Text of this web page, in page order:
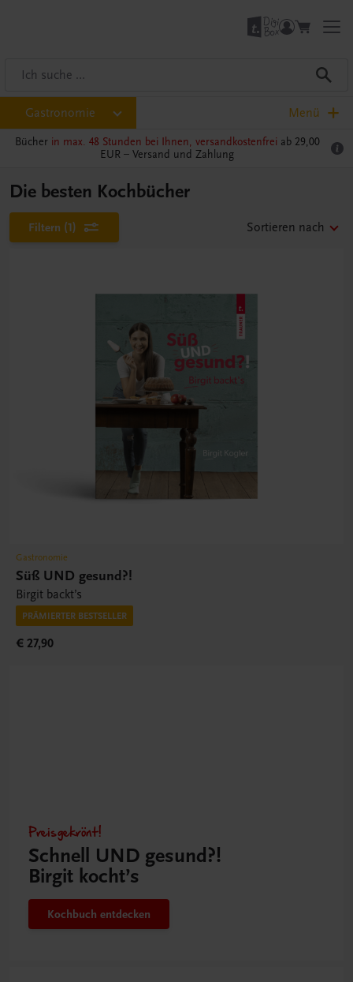
Gastronomie Menü
Bücher in max. 48 Stunden bei Ihnen, versandkostenfrei ab 29,00
EUR – Versand und Zahlung
Die besten Kochbücher
Filtern (1) Sortieren nach
Gastronomie
Süß UND gesund?!
Birgit backt’s
PRÄMIERTER BESTSELLER
€ 27,90
Preisgekrönt!
Schnell UND gesund?!
Birgit kocht’s
Kochbuch entdecken